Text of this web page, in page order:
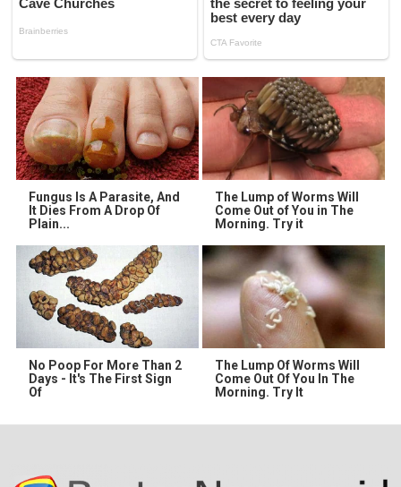
Fungus Is A Parasite, And
It Dies From A Drop Of
Plain...
The Lump of Worms Will
Come Out of You in The
Morning. Try it
No Poop For More Than 2
Days - It's The First Sign
Of
The Lump Of Worms Will
Come Out Of You In The
Morning. Try It